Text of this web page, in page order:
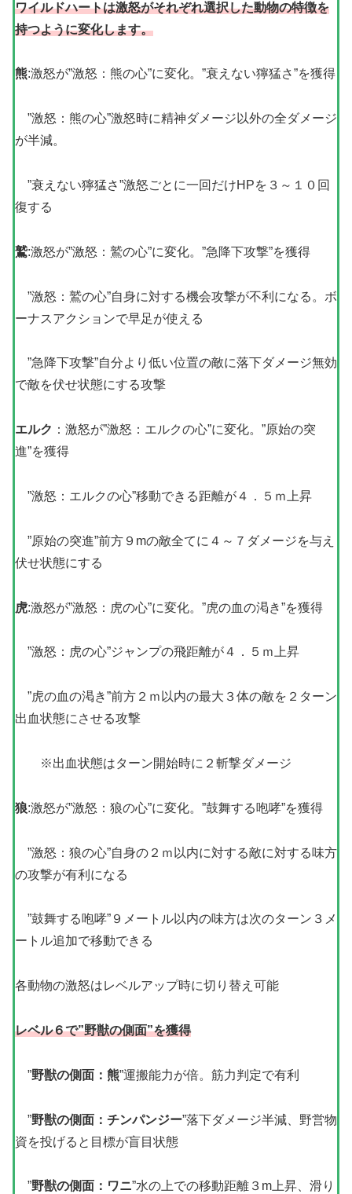
ワイルドハートは激怒がそれぞれ選択した動物の特徴を
持つように変化します。
熊:激怒が”激怒：熊の心”に変化。”衰えない獰猛さ”を獲得
”激怒：熊の心”激怒時に精神ダメージ以外の全ダメージ
が半減。
”衰えない獰猛さ”激怒ごとに一回だけHPを３～１０回
復する
鷲:激怒が”激怒：鷲の心”に変化。”急降下攻撃”を獲得
”激怒：鷲の心”自身に対する機会攻撃が不利になる。ボ
ーナスアクションで早足が使える
”急降下攻撃”自分より低い位置の敵に落下ダメージ無効
で敵を伏せ状態にする攻撃
エルク ：激怒が”激怒：エルクの心”に変化。”原始の突
進”を獲得
”激怒：エルクの心”移動できる距離が４．５ｍ上昇
”原始の突進”前方９mの敵全てに４～７ダメージを与え
伏せ状態にする
虎:激怒が”激怒：虎の心”に変化。”虎の血の渇き”を獲得
”激怒：虎の心”ジャンプの飛距離が４．５ｍ上昇
”虎の血の渇き”前方２ｍ以内の最大３体の敵を２ターン
出血状態にさせる攻撃
※出血状態はターン開始時に２斬撃ダメージ
狼:激怒が”激怒：狼の心”に変化。”鼓舞する咆哮”を獲得
”激怒：狼の心”自身の２ｍ以内に対する敵に対する味方
の攻撃が有利になる
”鼓舞する咆哮”９メートル以内の味方は次のターン３メ
ートル追加で移動できる
各動物の激怒はレベルアップ時に切り替え可能
レベル６で”野獣の側面”を獲得
”野獣の側面：熊”運搬能力が倍。筋力判定で有利
”野獣の側面：チンパンジー”落下ダメージ半減、野営物
資を投げると目標が盲目状態
”野獣の側面：ワニ”水の上での移動距離３m上昇、滑り